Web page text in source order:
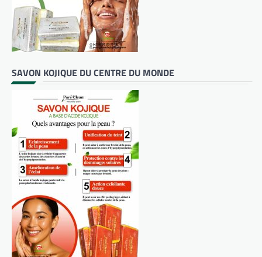
SAVON KOJIQUE DU CENTRE DU MONDE